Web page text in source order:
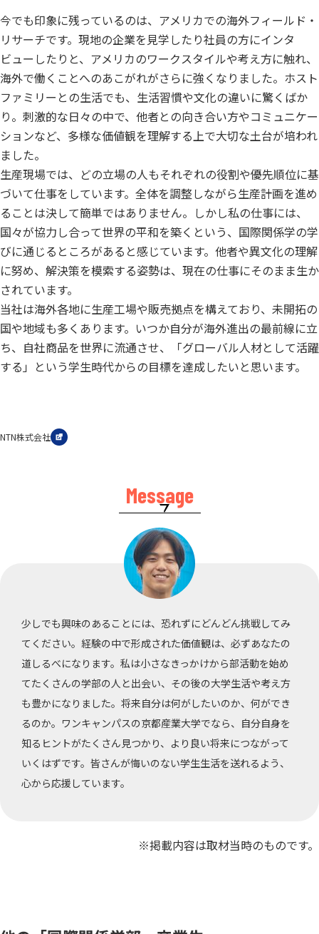
今でも印象に残っているのは、アメリカでの海外フィールド・
リサーチです。現地の企業を見学したり社員の方にインタ
ビューしたりと、アメリカのワークスタイルや考え方に触れ、
海外で働くことへのあこがれがさらに強くなりました。ホスト
ファミリーとの生活でも、生活習慣や文化の違いに驚くばか
り。刺激的な日々の中で、他者との向き合い方やコミュニケー
ションなど、多様な価値観を理解する上で大切な土台が培われ
ました。
生産現場では、どの立場の人もそれぞれの役割や優先順位に基
づいて仕事をしています。全体を調整しながら生産計画を進め
ることは決して簡単ではありません。しかし私の仕事には、
国々が協力し合って世界の平和を築くという、国際関係学の学
びに通じるところがあると感じています。他者や異文化の理解
に努め、解決策を模索する姿勢は、現在の仕事にそのまま生か
されています。
当社は海外各地に生産工場や販売拠点を構えており、未開拓の
国や地域も多くあります。いつか自分が海外進出の最前線に立
ち、自社商品を世界に流通させ、「グローバル人材として活躍
する」という学生時代からの目標を達成したいと思います。
NTN株式会社
Message
少しでも興味のあることには、恐れずにどんどん挑戦してみ
てください。経験の中で形成された価値観は、必ずあなたの
道しるべになります。私は小さなきっかけから部活動を始め
てたくさんの学部の人と出会い、その後の大学生活や考え方
も豊かになりました。将来自分は何がしたいのか、何ができ
るのか。ワンキャンパスの京都産業大学でなら、自分自身を
知るヒントがたくさん見つかり、より良い将来につながって
いくはずです。皆さんが悔いのない学生生活を送れるよう、
心から応援しています。
※掲載内容は取材当時のものです。